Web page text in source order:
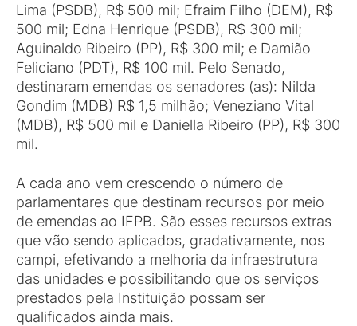
Lima (PSDB), R$ 500 mil; Efraim Filho (DEM), R$
500 mil; Edna Henrique (PSDB), R$ 300 mil;
Aguinaldo Ribeiro (PP), R$ 300 mil; e Damião
Feliciano (PDT), R$ 100 mil. Pelo Senado,
destinaram emendas os senadores (as): Nilda
Gondim (MDB) R$ 1,5 milhão; Veneziano Vital
(MDB), R$ 500 mil e Daniella Ribeiro (PP), R$ 300
mil.
A cada ano vem crescendo o número de
parlamentares que destinam recursos por meio
de emendas ao IFPB. São esses recursos extras
que vão sendo aplicados, gradativamente, nos
campi, efetivando a melhoria da infraestrutura
das unidades e possibilitando que os serviços
prestados pela Instituição possam ser
qualificados ainda mais.